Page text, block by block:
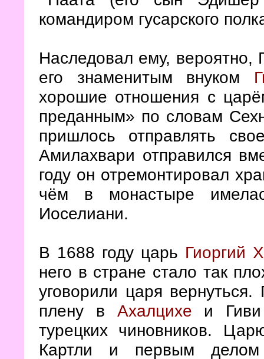
командиром гусарского
Наследовал ему, вероятно,
его знаменитым внуком
хорошие отношения с
преданным» по словам
пришлось отправлять
Амилахвари отправился
году он отремонтировал
чём в монастыре
Иоселиани.
В 1688 году царь Гиоргий
него в стране стало так
уговорили царя
плену в Ахалцихе и
турецких чиновников.
Картли и первым